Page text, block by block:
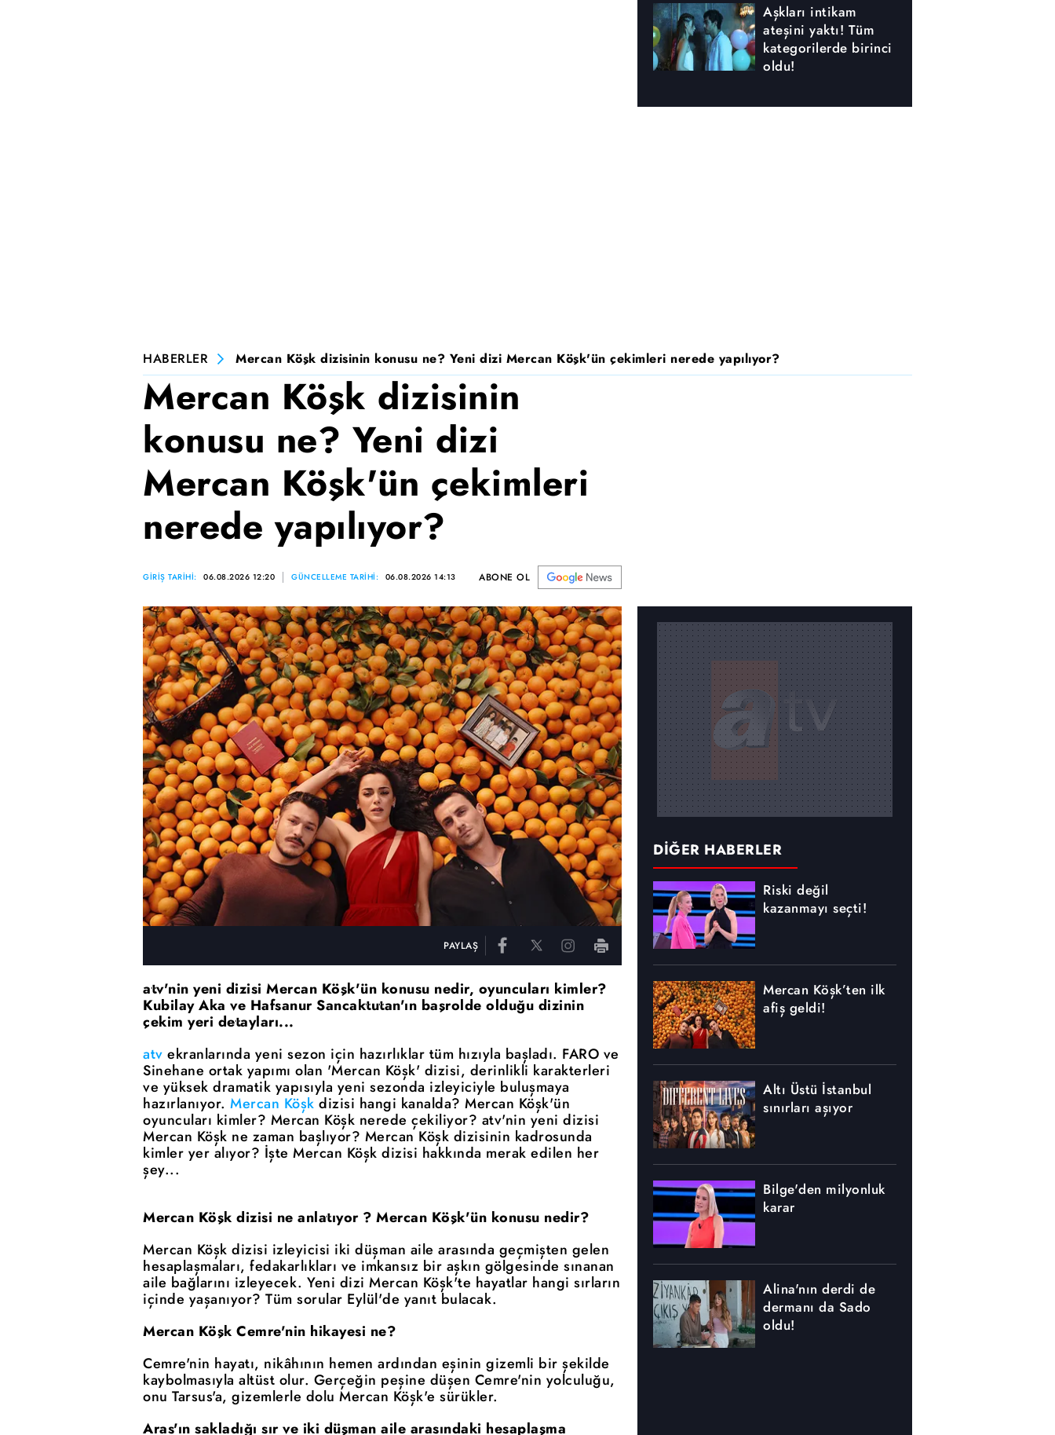
Aşkları intikam
ateşini yaktı! Tüm
kategorilerde birinci
oldu!
HABERLER Mercan Köşk dizisinin konusu ne? Yeni dizi Mercan Köşk'ün çekimleri nerede yapılıyor?
Mercan Köşk dizisinin
konusu ne? Yeni dizi
Mercan Köşk'ün çekimleri
nerede yapılıyor?
GİRİŞ TARİHİ: 06.08.2026 12:20 GÜNCELLEME TARİHİ: 06.08.2026 14:13 ABONE OL
PAYLAŞ
atv'nin yeni dizisi Mercan Köşk'ün konusu nedir, oyuncuları kimler?
Kubilay Aka ve Hafsanur Sancaktutan'ın başrolde olduğu dizinin
çekim yeri detayları...
atv ekranlarında yeni sezon için hazırlıklar tüm hızıyla başladı. FARO ve
Sinehane ortak yapımı olan 'Mercan Köşk' dizisi, derinlikli karakterleri
ve yüksek dramatik yapısıyla yeni sezonda izleyiciyle buluşmaya
hazırlanıyor. Mercan Köşk dizisi hangi kanalda? Mercan Köşk'ün
oyuncuları kimler? Mercan Köşk nerede çekiliyor? atv'nin yeni dizisi
Mercan Köşk ne zaman başlıyor? Mercan Köşk dizisinin kadrosunda
kimler yer alıyor? İşte Mercan Köşk dizisi hakkında merak edilen her
şey...
Mercan Köşk dizisi ne anlatıyor ? Mercan Köşk'ün konusu nedir?
Mercan Köşk dizisi izleyicisi iki düşman aile arasında geçmişten gelen
hesaplaşmaları, fedakarlıkları ve imkansız bir aşkın gölgesinde sınanan
aile bağlarını izleyecek. Yeni dizi Mercan Köşk'te hayatlar hangi sırların
içinde yaşanıyor? Tüm sorular Eylül'de yanıt bulacak.
Mercan Köşk Cemre'nin hikayesi ne?
Cemre'nin hayatı, nikâhının hemen ardından eşinin gizemli bir şekilde
kaybolmasıyla altüst olur. Gerçeğin peşine düşen Cemre'nin yolculuğu,
onu Tarsus'a, gizemlerle dolu Mercan Köşk'e sürükler.
Aras'ın sakladığı sır ve iki düşman aile arasındaki hesaplaşma
DİĞER HABERLER
Riski değil
kazanmayı seçti!
Mercan Köşk’ten ilk
afiş geldi!
Altı Üstü İstanbul
sınırları aşıyor
Bilge'den milyonluk
karar
Alina'nın derdi de
dermanı da Sado
oldu!